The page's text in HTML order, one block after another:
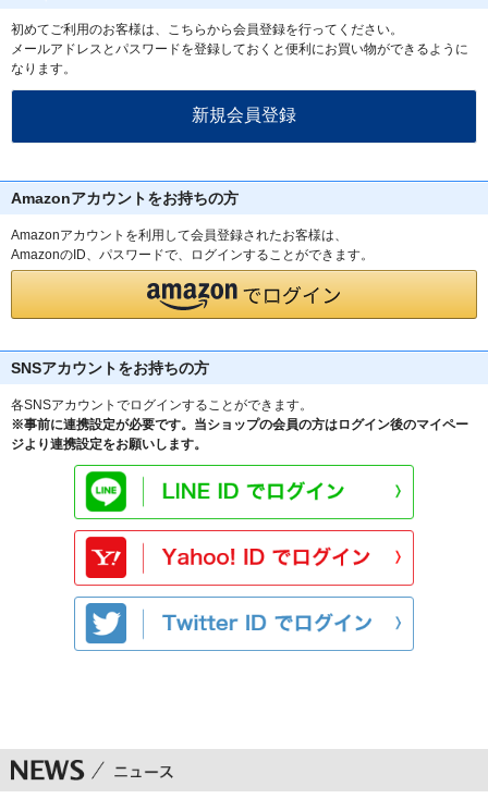
初めてご利用のお客様は、こちらから会員登録を行ってください。
メールアドレスとパスワードを登録しておくと便利にお買い物ができるように
なります。
Amazonアカウントをお持ちの方
Amazonアカウントを利用して会員登録されたお客様は、
AmazonのID、パスワードで、ログインすることができます。
SNSアカウントをお持ちの方
各SNSアカウントでログインすることができます。
※事前に連携設定が必要です。当ショップの会員の方はログイン後のマイペー
ジより連携設定をお願いします。